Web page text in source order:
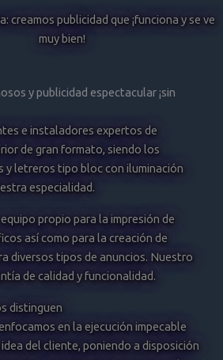
creamos publicidad que ¡funciona y se ve
muy bien!
y publicidad espectacular ¡sin
e instaladores expertos de
de gran formato, siendo los
y letreros tipo bloc con iluminación
especialidad.
propio para la impresión de
así como para la creación de
diversos tipos de anuncios. Nuestro
de calidad y funcionalidad.
distinguen
en la ejecución impecable
del cliente, poniendo a disposición